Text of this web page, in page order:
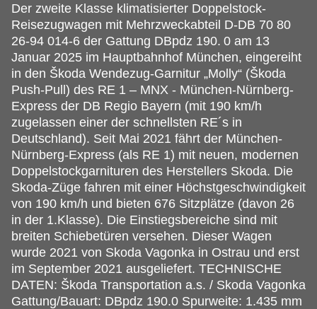
Der zweite Klasse klimatisierter Doppelstock-
Reisezugwagen mit Mehrzweckabteil D-DB 70 80
26-94 014-6 der Gattung DBpdz 190. 0 am 13
Januar 2025 im Hauptbahnhof München, eingereiht
in den Škoda Wendezug-Garnitur „Molly“ (Škoda
Push-Pull) des RE 1 – MNX - München-Nürnberg-
Express der DB Regio Bayern (mit 190 km/h
zugelassen einer der schnellsten RE´s in
Deutschland). Seit Mai 2021 fährt der München-
Nürnberg-Express (als RE 1) mit neuen, modernen
Doppelstockgarnituren des Herstellers Skoda. Die
Skoda-Züge fahren mit einer Höchstgeschwindigkeit
von 190 km/h und bieten 676 Sitzplätze (davon 26
in der 1.Klasse). Die Einstiegsbereiche sind mit
breiten Schiebetüren versehen. Dieser Wagen
wurde 2021 von Skoda Vagonka in Ostrau und erst
im September 2021 ausgeliefert. TECHNISCHE
DATEN: Škoda Transportation a.s. / Skoda Vagonka
Gattung/Bauart: DBpdz 190.0 Spurweite: 1.435 mm